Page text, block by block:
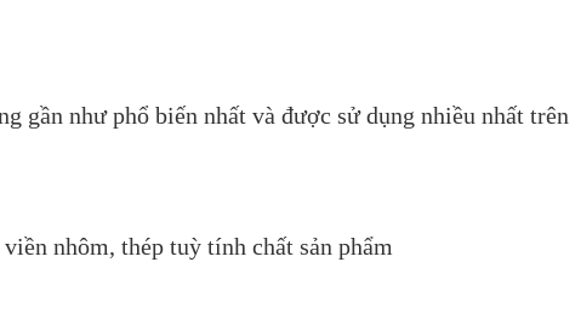
gần như phổ biến nhất và được sử dụng nhiều nhất trên
nhôm, thép tuỳ tính chất sản phẩm